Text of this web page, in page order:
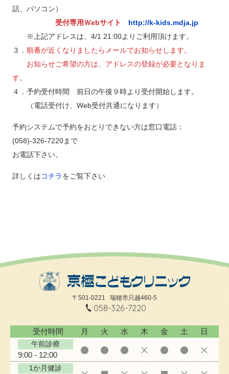
話、パソコン）
受付専用Ｗebサイト http://k-kids.mdja.jp
※上記アドレスは、4/1 21:00よりご利用頂けます。
３． 順番が近くなりましたらメールでお知らせします。
お知らせご希望の方は、アドレスの登録が必要となりま
す。
４．予約受付時間 前日の午後９時より受付開始します。
（電話受付け、Web受付共通になります）
予約システムで予約をおとりできない方は窓口電話：
(058)-326-7220まで
お電話下さい。
詳しくはコチラをご覧下さい
〒501-0221 瑞穂市只越460-5
058-326-7220
受付時間 月 火 水 木 金 土 日
午前診療
9:00 - 12:00
1か月健診